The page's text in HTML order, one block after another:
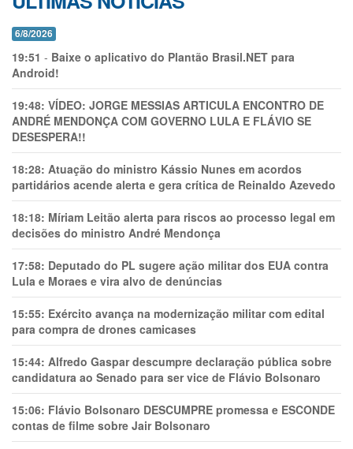
6/8/2026
19:51 - Baixe o aplicativo do Plantão Brasil.NET para
Android!
19:48: VÍDEO: JORGE MESSIAS ARTICULA ENCONTRO DE
ANDRÉ MENDONÇA COM GOVERNO LULA E FLÁVIO SE
DESESPERA!!
18:28: Atuação do ministro Kássio Nunes em acordos
partidários acende alerta e gera crítica de Reinaldo Azevedo
18:18: Míriam Leitão alerta para riscos ao processo legal em
decisões do ministro André Mendonça
17:58: Deputado do PL sugere ação militar dos EUA contra
Lula e Moraes e vira alvo de denúncias
15:55: Exército avança na modernização militar com edital
para compra de drones camicases
15:44: Alfredo Gaspar descumpre declaração pública sobre
candidatura ao Senado para ser vice de Flávio Bolsonaro
15:06: Flávio Bolsonaro DESCUMPRE promessa e ESCONDE
contas de filme sobre Jair Bolsonaro